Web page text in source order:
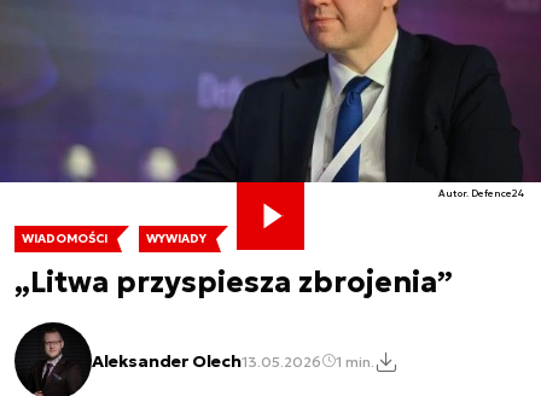
WIADOMOŚCI WYWIADY
„Litwa przyspiesza zbrojenia”
Aleksander Olech13.05.2026 1 min.
Autor. Defence24